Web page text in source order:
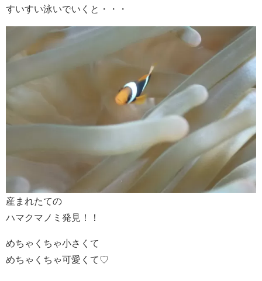
すいすい泳いでいくと・・・
産まれたての
ハマクマノミ発見！！
めちゃくちゃ小さくて
めちゃくちゃ可愛くて♡